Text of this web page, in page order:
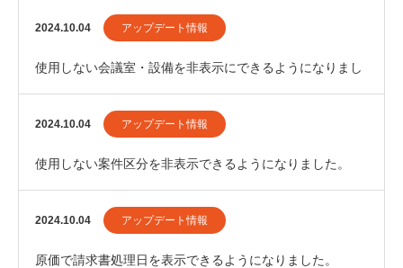
2024.10.04 アップデート情報
使用しない会議室・設備を非表示にできるようになりまし
た。
2024.10.04 アップデート情報
使用しない案件区分を非表示できるようになりました。
2024.10.04 アップデート情報
原価で請求書処理日を表示できるようになりました。